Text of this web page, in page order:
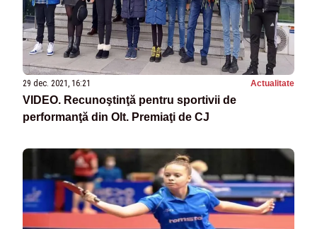
29 dec. 2021, 16:21 Actualitate
VIDEO. Recunoştinţă pentru sportivii de
performanţă din Olt. Premiaţi de CJ